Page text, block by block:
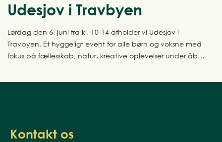
Udesjov i Travbyen
Lørdag den 6. juni fra kl. 10-14 afholder vi Udesjov i
Travbyen. Et hyggeligt event for alle børn og voksne med
fokus på fællesskab, natur, kreative oplevelser under åben
Kontakt os